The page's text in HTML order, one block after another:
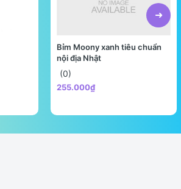
Bỉm Moony xanh tiêu chuẩn
nội địa Nhật
(0)
255.000₫